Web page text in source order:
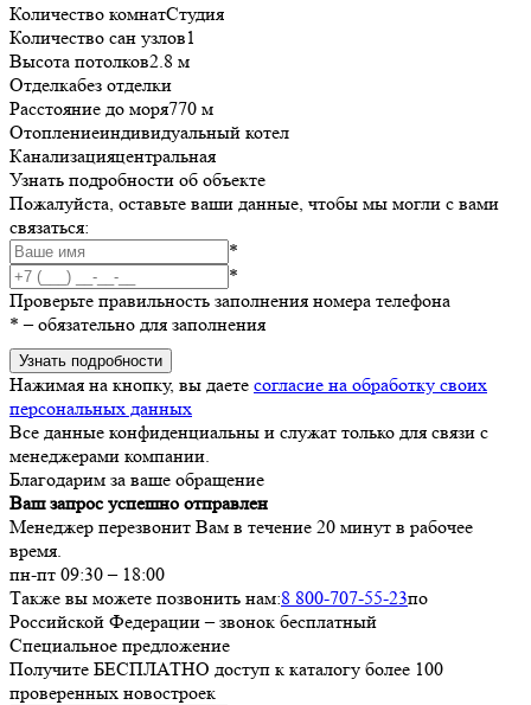
Количество комнатСтудия
Количество сан узлов1
Высота потолков2.8 м
Отделкабез отделки
Расстояние до моря770 м
Отоплениеиндивидуальный котел
Канализацияцентральная
Узнать подробности об объекте
Пожалуйста, оставьте ваши данные, чтобы мы могли с вами
связаться:
*
*
Проверьте правильность заполнения номера телефона
* – обязательно для заполнения
Узнать подробности
Нажимая на кнопку, вы даете согласие на обработку своих
персональных данных
Все данные конфиденциальны и служат только для связи с
менеджерами компании.
Благодарим за ваше обращение
Ваш запрос успешно отправлен
Менеджер перезвонит Вам в течение 20 минут в рабочее
время.
пн-пт 09:30 – 18:00
Также вы можете позвонить нам:8 800-707-55-23по
Российской Федерации – звонок бесплатный
Специальное предложение
Получите БЕСПЛАТНО доступ к каталогу более 100
проверенных новостроек